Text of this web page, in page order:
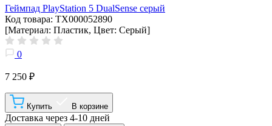
Геймпад PlayStation 5 DualSense серый
Код товара: ТХ000052890
[Материал: Пластик, Цвет: Серый]
0
7 250 ₽
Купить В корзине
Доставка через 4-10 дней